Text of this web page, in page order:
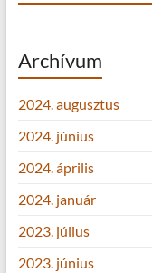
Archívum
2024. augusztus
2024. június
2024. április
2024. január
2023. július
2023. június